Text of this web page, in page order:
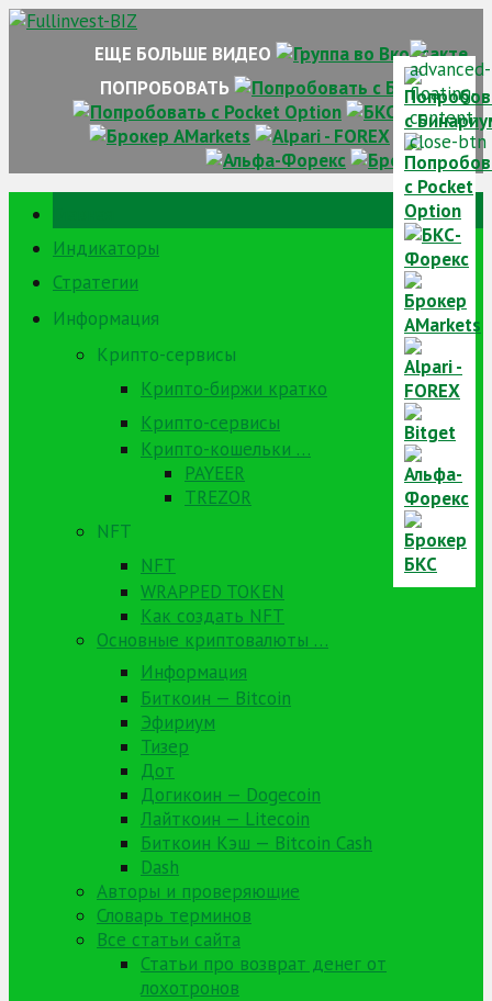
Skip
ЕЩЕ БОЛЬШЕ ВИДЕО
ПОПРОБОВАТЬ
Индикаторы
Стратегии
Информация
Крипто-сервисы
Крипто-биржи кратко
Крипто-сервисы
Крипто-кошельки …
PAYEER
TREZOR
NFT
NFT
WRAPPED TOKEN
Как создать NFT
Основные криптовалюты …
Информация
Биткоин — Bitcoin
Эфириум
Тизер
Дот
Догикоин — Dogecoin
Лайткоин — Litecoin
Биткоин Кэш — Bitcoin Cash
Dash
Авторы и проверяющие
Словарь терминов
Все статьи сайта
Статьи про возврат денег от
лохотронов